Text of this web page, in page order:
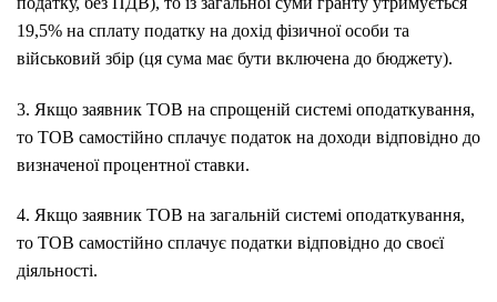
19,5% на сплату податку на дохід фізичної особи та
військовий збір (ця сума має бути включена до бюджету).
3. Якщо заявник ТОВ на спрощеній системі оподаткування,
то ТОВ самостійно сплачує податок на доходи відповідно до
визначеної процентної ставки.
4. Якщо заявник ТОВ на загальній системі оподаткування,
то ТОВ самостійно сплачує податки відповідно до своєї
діяльності.